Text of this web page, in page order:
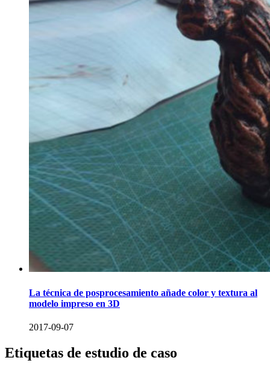
La técnica de posprocesamiento añade color y textura al
modelo impreso en 3D
2017-09-07
Etiquetas de estudio de caso